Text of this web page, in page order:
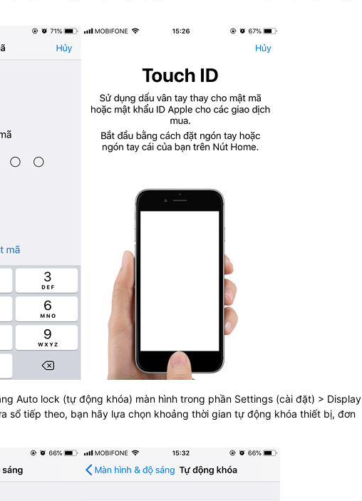
Auto lock (tự động khóa) màn hình trong phần Settings (cài đặt) > Display
sổ tiếp theo, bạn hãy lựa chọn khoảng thời gian tự động khóa thiết bị, đơn